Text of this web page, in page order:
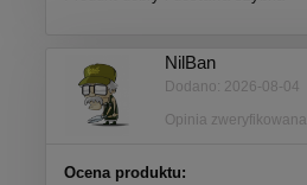
NilBan
Dodano: 2026-08-04
Opinia zweryfikowana
Ocena produktu: